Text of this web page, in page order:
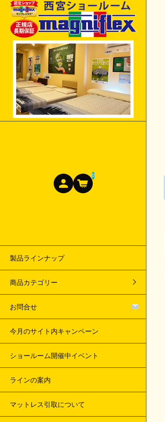
0
製品ラインナップ
商品カテゴリー
お問合せ
今月のサイト内キャンペーン
ショールーム開催中イベント
ラインの案内
マットレス引取について